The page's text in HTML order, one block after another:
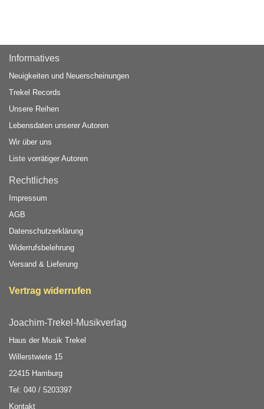
Informatives
Neuigkeiten und Neuerscheinungen
Trekel Records
Unsere Reihen
Lebensdaten unserer Autoren
Wir über uns
Liste vorrätiger Autoren
Rechtliches
Impressum
AGB
Datenschutzerklärung
Widerrufsbelehrung
Versand & Lieferung
Vertrag widerrufen
Joachim-Trekel-Musikverlag
Haus der Musik Trekel
Willerstwiete 15
22415 Hamburg
Tel: 040 / 5203397
Kontakt